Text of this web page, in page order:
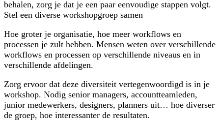
behalen, zorg je dat je een paar eenvoudige stappen volgt.
Stel een diverse workshopgroep samen
Hoe groter je organisatie, hoe meer workflows en
processen je zult hebben. Mensen weten over verschillende
workflows en processen op verschillende niveaus en in
verschillende afdelingen.
Zorg ervoor dat deze diversiteit vertegenwoordigd is in je
workshop. Nodig senior managers, accountteamleden,
junior medewerkers, designers, planners uit… hoe diverser
de groep, hoe interessanter de resultaten.